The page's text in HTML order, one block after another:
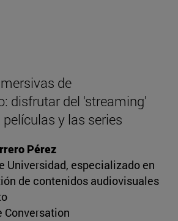
de
disfrutar del ‘streaming’
y las series
Pérez
Universidad, especializado en
de contenidos audiovisuales
Conversation